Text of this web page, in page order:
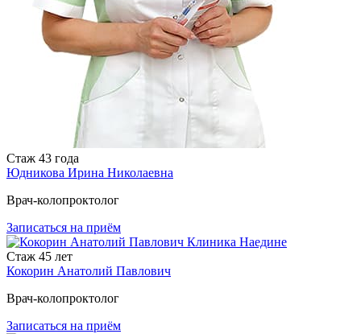
Стаж 43 года
Юдникова Ирина Николаевна
Врач-колопроктолог
Записаться на приём
Стаж 45 лет
Кокорин Анатолий Павлович
Врач-колопроктолог
Записаться на приём